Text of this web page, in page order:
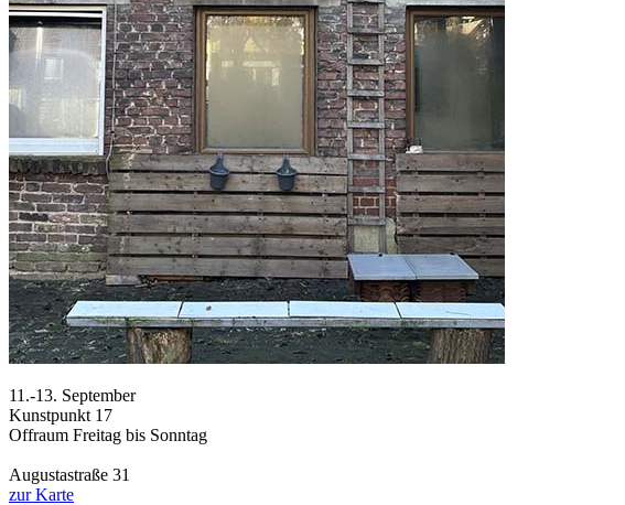
11.-13. September
Kunstpunkt 17
Offraum Freitag bis Sonntag
Augustastraße 31
zur Karte